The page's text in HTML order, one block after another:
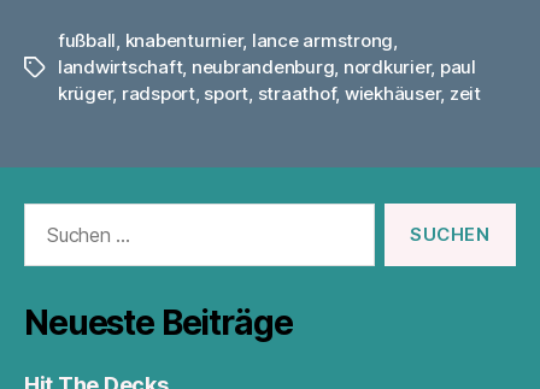
Schlagwörter
fußball, knabenturnier, lance armstrong,
landwirtschaft, neubrandenburg, nordkurier, paul
krüger, radsport, sport, straathof, wiekhäuser, zeit
nach:
Neueste Beiträge